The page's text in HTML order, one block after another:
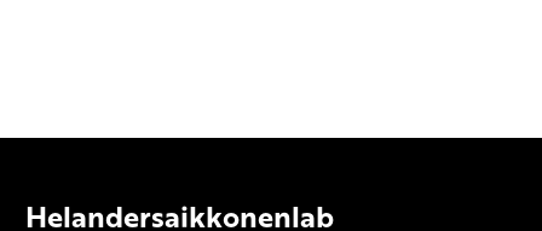
Helandersaikkonenlab